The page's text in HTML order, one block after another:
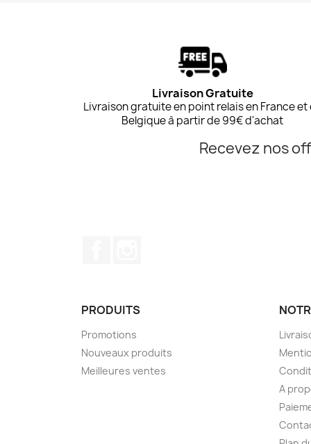
Livraison Gratuite
Livraison gratuite en point relais en France et
Belgique à partir de 99€ d'achat
Recevez nos
PRODUITS
Promotions
Nouveaux produits
Meilleures ventes
A